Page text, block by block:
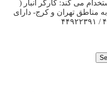
می کند: کارگر انبار (
( آشنا به مناطق تهران و کرج- دارای